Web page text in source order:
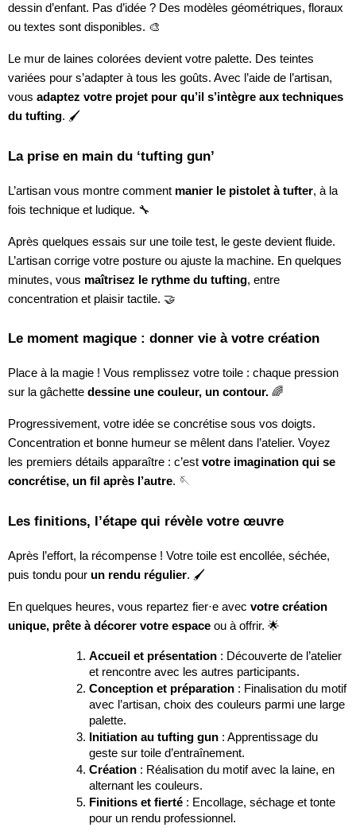
dessin d’enfant. Pas d’idée ? Des modèles géométriques, floraux
ou textes sont disponibles. 🎨
Le mur de laines colorées devient votre palette. Des teintes
variées pour s’adapter à tous les goûts. Avec l’aide de l’artisan,
vous adaptez votre projet pour qu’il s’intègre aux techniques
du tufting. 🖌️
La prise en main du ‘tufting gun’
L’artisan vous montre comment manier le pistolet à tufter, à la
fois technique et ludique. 🔧
Après quelques essais sur une toile test, le geste devient fluide.
L’artisan corrige votre posture ou ajuste la machine. En quelques
minutes, vous maîtrisez le rythme du tufting, entre
concentration et plaisir tactile. 🤝
Le moment magique : donner vie à votre création
Place à la magie ! Vous remplissez votre toile : chaque pression
sur la gâchette dessine une couleur, un contour. 🌈
Progressivement, votre idée se concrétise sous vos doigts.
Concentration et bonne humeur se mêlent dans l’atelier. Voyez
les premiers détails apparaître : c’est votre imagination qui se
concrétise, un fil après l’autre. 🪡
Les finitions, l’étape qui révèle votre œuvre
Après l’effort, la récompense ! Votre toile est encollée, séchée,
puis tondu pour un rendu régulier. 🖌️
En quelques heures, vous repartez fier·e avec votre création
unique, prête à décorer votre espace ou à offrir. 🌟
Accueil et présentation : Découverte de l’atelier
et rencontre avec les autres participants.
Conception et préparation : Finalisation du motif
avec l’artisan, choix des couleurs parmi une large
palette.
Initiation au tufting gun : Apprentissage du
geste sur toile d’entraînement.
Création : Réalisation du motif avec la laine, en
alternant les couleurs.
Finitions et fierté : Encollage, séchage et tonte
pour un rendu professionnel.